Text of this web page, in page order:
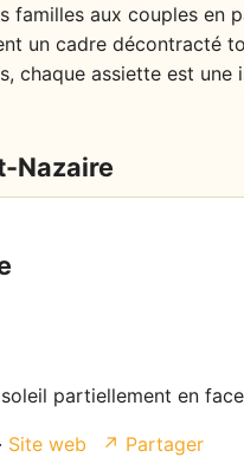
familles aux couples en
un cadre décontracté
chaque assiette est
Nazaire
partiellement en
· Site web ↗ Partager